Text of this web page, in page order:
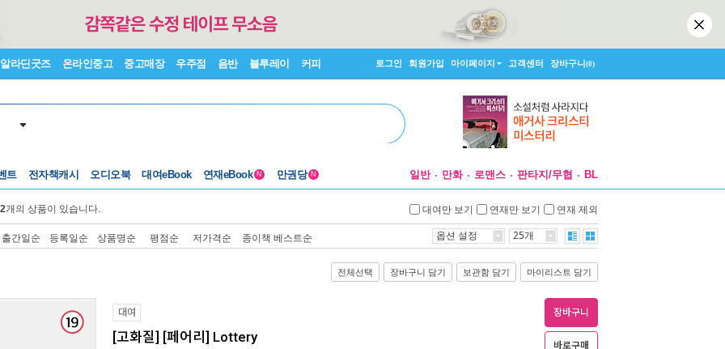
알라딘굿즈 온라인중고 중고매장 우주점 음반 블루레이 커피 로그인 회원가입 마이페이지 고객센터 장바구니(0)
트 전자책캐시 오디오북 대여eBook 연재eBook N 만권당 N 일반 만화 로맨스 판타지/무협 BL
개의 상품이 있습니다. 대여만 보기 연재만 보기 연재 제외
출간일순 등록일순 상품명순 평점순 저가격순 종이책 베스트순 옵션 설정 25개
전체선택 장바구니 담기 보관함 담기 마이리스트 담기
대여
[고화질] [페어리] Lottery
장바구니
바로구매